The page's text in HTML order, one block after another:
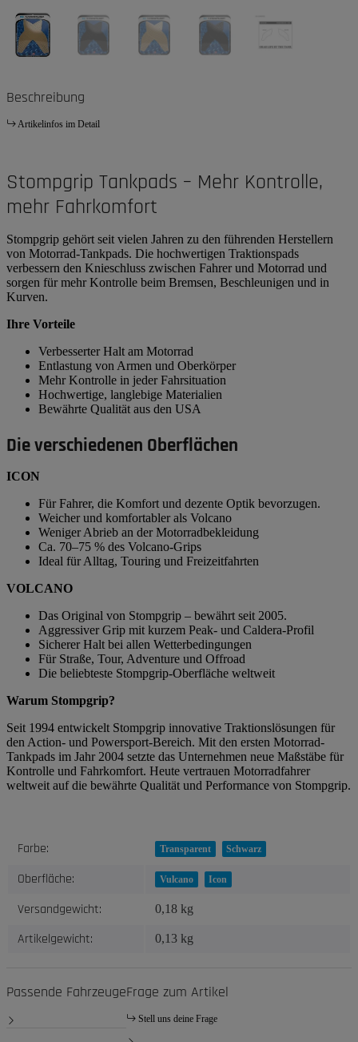
Beschreibung
Artikelinfos im Detail
Stompgrip Tankpads – Mehr Kontrolle,
mehr Fahrkomfort
Stompgrip gehört seit vielen Jahren zu den führenden Herstellern
von Motorrad-Tankpads. Die hochwertigen Traktionspads
verbessern den Knieschluss zwischen Fahrer und Motorrad und
sorgen für mehr Kontrolle beim Bremsen, Beschleunigen und in
Kurven.
Ihre Vorteile
Verbesserter Halt am Motorrad
Entlastung von Armen und Oberkörper
Mehr Kontrolle in jeder Fahrsituation
Hochwertige, langlebige Materialien
Bewährte Qualität aus den USA
Die verschiedenen Oberflächen
ICON
Für Fahrer, die Komfort und dezente Optik bevorzugen.
Weicher und komfortabler als Volcano
Weniger Abrieb an der Motorradbekleidung
Ca. 70–75 % des Volcano-Grips
Ideal für Alltag, Touring und Freizeitfahrten
VOLCANO
Das Original von Stompgrip – bewährt seit 2005.
Aggressiver Grip mit kurzem Peak- und Caldera-Profil
Sicherer Halt bei allen Wetterbedingungen
Für Straße, Tour, Adventure und Offroad
Die beliebteste Stompgrip-Oberfläche weltweit
Warum Stompgrip?
Seit 1994 entwickelt Stompgrip innovative Traktionslösungen für
den Action- und Powersport-Bereich. Mit den ersten Motorrad-
Tankpads im Jahr 2004 setzte das Unternehmen neue Maßstäbe für
Kontrolle und Fahrkomfort. Heute vertrauen Motorradfahrer
weltweit auf die bewährte Qualität und Performance von Stompgrip.
Produkteigenschaft
Wert
Farbe: Transparent Schwarz
Oberfläche: Vulcano Icon
Versandgewicht: 0,18 kg
Artikelgewicht: 0,13 kg
Passende FahrzeugeFrage zum Artikel
Stell uns deine Frage